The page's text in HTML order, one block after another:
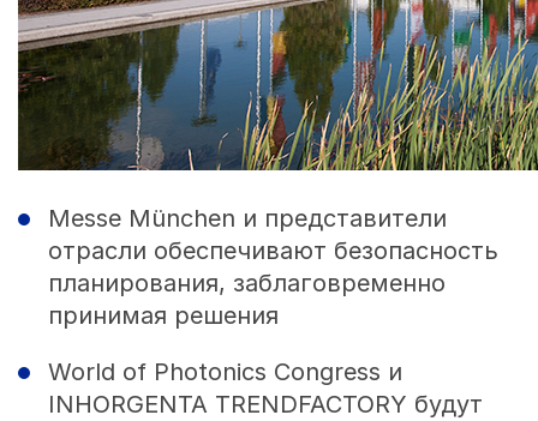
Messe München и представители
отрасли обеспечивают безопасность
планирования, заблаговременно
принимая решения
World of Photonics Congress и
INHORGENTA TRENDFACTORY будут